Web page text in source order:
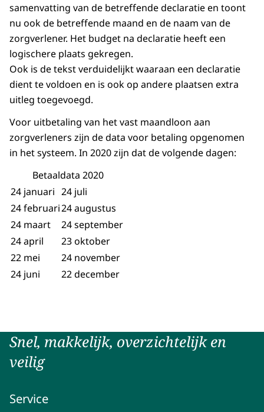
samenvatting van de betreffende declaratie en toont
nu ook de betreffende maand en de naam van de
zorgverlener. Het budget na declaratie heeft een
logischere plaats gekregen.
Ook is de tekst verduidelijkt waaraan een declaratie
dient te voldoen en is ook op andere plaatsen extra
uitleg toegevoegd.
Voor uitbetaling van het vast maandloon aan
zorgverleners zijn de data voor betaling opgenomen
in het systeem. In 2020 zijn dat de volgende dagen:
Betaaldata 2020
24 januari 24 juli
24 februari24 augustus
24 maart
24 september
24 april
23 oktober
22 mei
24 november
24 juni
22 december
Snel, makkelijk, overzichtelijk en
veilig
Service